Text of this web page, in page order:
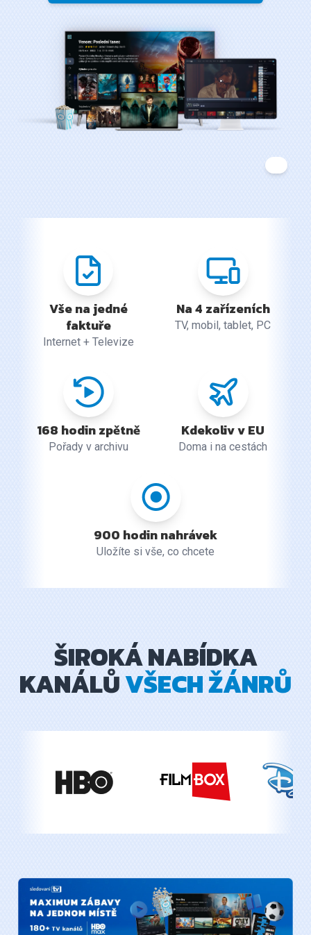
Vše na jedné
faktuře
Internet + Televize
Na 4 zařízeních
TV, mobil, tablet, PC
168 hodin zpětně
Pořady v archivu
Kdekoliv v EU
Doma i na cestách
900 hodin nahrávek
Uložíte si vše, co chcete
ŠIROKÁ NABÍDKA
KANÁLŮVŠECH ŽÁNRŮ